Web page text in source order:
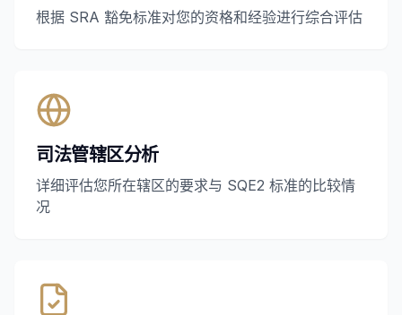
根据 SRA 豁免标准对您的资格和经验进行综合评估
司法管辖区分析
详细评估您所在辖区的要求与 SQE2 标准的比较情
况